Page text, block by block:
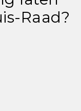
Raad?